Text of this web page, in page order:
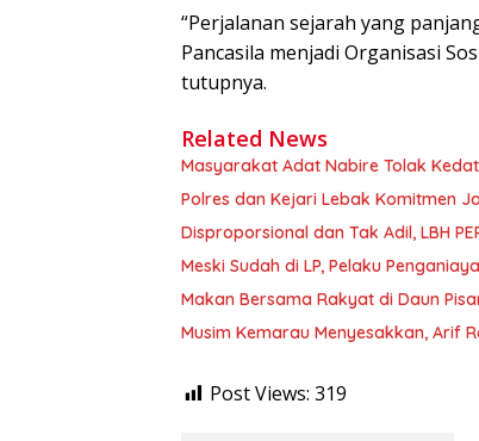
“Perjalanan sejarah yang
Pancasila menjadi Organisasi
tutupnya.
Related News
Masyarakat Adat Nabire Tolak
Polres dan Kejari Lebak Komitmen
Disproporsional dan Tak Adil, LBH
Meski Sudah di LP, Pelaku
Makan Bersama Rakyat di Daun
Musim Kemarau Menyesakkan, Arif
Post Views: 319